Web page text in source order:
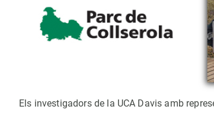
Els investigadors de la UCA Davis amb